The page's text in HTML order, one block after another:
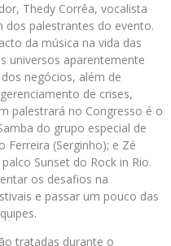
Thedy Corrêa, vocalista
dos palestrantes do evento.
da música na vida das
universos aparentemente
negócios, além de
de crises,
palestrará no Congresso é o
do grupo especial de
Ferreira (Serginho); e Zé
Sunset do Rock in Rio.
os desafios na
e passar um pouco das
tratadas durante o